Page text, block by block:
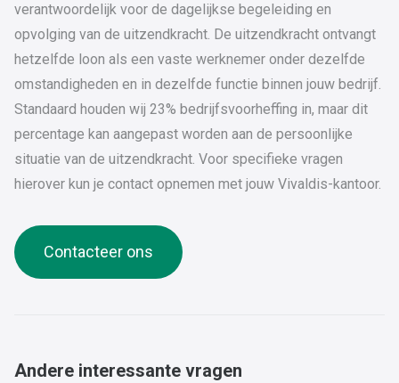
verantwoordelijk voor de dagelijkse begeleiding en
opvolging van de uitzendkracht. De uitzendkracht ontvangt
hetzelfde loon als een vaste werknemer onder dezelfde
omstandigheden en in dezelfde functie binnen jouw bedrijf.
Standaard houden wij 23% bedrijfsvoorheffing in, maar dit
percentage kan aangepast worden aan de persoonlijke
situatie van de uitzendkracht. Voor specifieke vragen
hierover kun je contact opnemen met jouw Vivaldis-kantoor.
Contacteer ons
Andere interessante vragen